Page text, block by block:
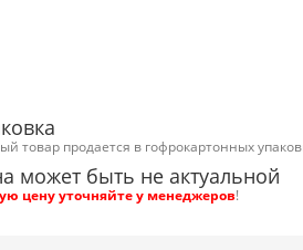
товар продается в гофрокартонных
может быть не актуальной
цену уточняйте у менеджеров!